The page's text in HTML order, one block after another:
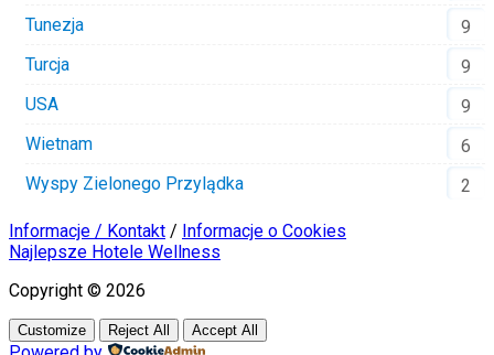
Tunezja
9
Turcja
9
USA
9
Wietnam
6
Wyspy Zielonego Przylądka
2
Informacje / Kontakt / Informacje o Cookies
Najlepsze Hotele Wellness
Copyright © 2026
Customize Reject All Accept All